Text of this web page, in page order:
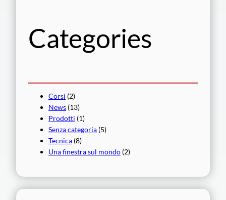
Categories
Corsi (2)
News (13)
Prodotti (1)
Senza categoria (5)
Tecnica (8)
Una finestra sul mondo (2)